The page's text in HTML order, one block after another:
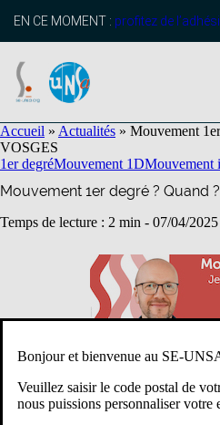
principal
EN CE MOMENT : profitez de
Accueil » Actualités » Mouvement
VOSGES
1er degréMouvement 1DMouvement
Mouvement 1er degré ? Quand
Temps de lecture : 2 min - 07/04/2025
Bonjour et bienvenue au SE-
Veuillez saisir le code postal de
nous puissions personnaliser votre